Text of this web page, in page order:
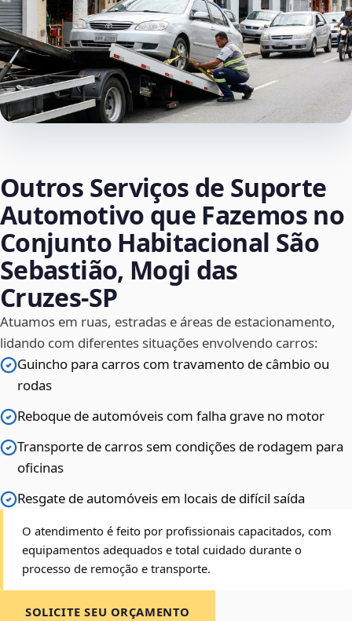
Outros Serviços de Suporte
Automotivo que Fazemos no
Conjunto Habitacional São
Sebastião, Mogi das
Cruzes‑SP
Atuamos em ruas, estradas e áreas de estacionamento,
lidando com diferentes situações envolvendo carros:
Guincho para carros com travamento de câmbio ou
rodas
Reboque de automóveis com falha grave no motor
Transporte de carros sem condições de rodagem para
oficinas
Resgate de automóveis em locais de difícil saída
O atendimento é feito por profissionais capacitados, com
equipamentos adequados e total cuidado durante o
processo de remoção e transporte.
SOLICITE SEU ORÇAMENTO